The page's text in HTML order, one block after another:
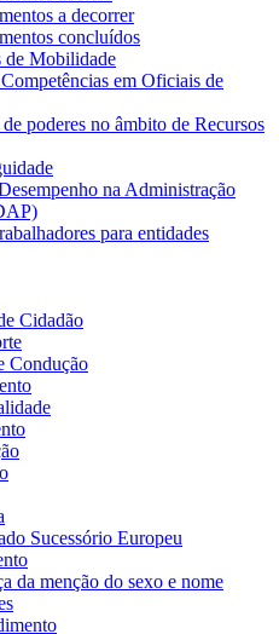
a decorrer
concluídos
de Mobilidade
em Oficiais de
poderes no âmbito de Recursos
na Administração
para entidades
Cidadão
Condução
Sucessório Europeu
da menção do sexo e nome